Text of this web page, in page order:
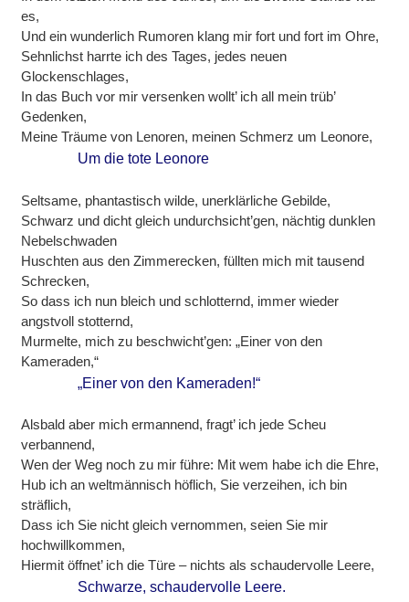
es,
Und ein wunderlich Rumoren klang mir fort und fort im Ohre,
Sehnlichst harrte ich des Tages, jedes neuen
Glockenschlages,
In das Buch vor mir versenken wollt’ ich all mein trüb’
Gedenken,
Meine Träume von Lenoren, meinen Schmerz um Leonore,
Um die tote Leonore
Seltsame, phantastisch wilde, unerklärliche Gebilde,
Schwarz und dicht gleich undurchsicht’gen, nächtig dunklen
Nebelschwaden
Huschten aus den Zimmerecken, füllten mich mit tausend
Schrecken,
So dass ich nun bleich und schlotternd, immer wieder
angstvoll stotternd,
Murmelte, mich zu beschwicht’gen: „Einer von den
Kameraden,“
„Einer von den Kameraden!“
Alsbald aber mich ermannend, fragt’ ich jede Scheu
verbannend,
Wen der Weg noch zu mir führe: Mit wem habe ich die Ehre,
Hub ich an weltmännisch höflich, Sie verzeihen, ich bin
sträflich,
Dass ich Sie nicht gleich vernommen, seien Sie mir
hochwillkommen,
Hiermit öffnet’ ich die Türe – nichts als schaudervolle Leere,
Schwarze, schaudervolle Leere.